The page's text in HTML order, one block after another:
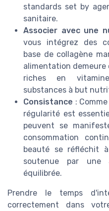
standards set by
sanitaire.
Associer avec une
vous intégrez des
base de collagène
alimentation demeure
riches en
substances à but
Consistance :
régularité est
peuvent se
consommation
beauté se réfléchit
soutenue par une
équilibrée.
Prendre le temps
correctement dans